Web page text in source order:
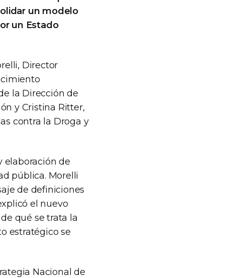
un modelo
un Estado
Director
la Dirección de
y Cristina Ritter,
contra la Droga y
elaboración de
pública. Morelli
de definiciones
el nuevo
qué se trata la
estratégico se
Nacional de